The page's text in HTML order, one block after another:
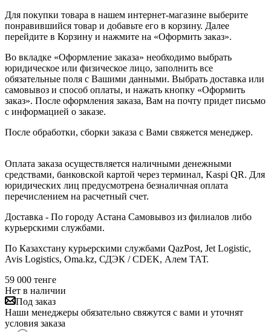
Для покупки товара в нашем интернет-магазине выберите
понравившийся товар и добавьте его в корзину. Далее
перейдите в Корзину и нажмите на «Оформить заказ».
Во вкладке «Оформление заказа» необходимо выбрать
юридическое или физическое лицо, заполнить все
обязательные поля с Вашими данными. Выбрать доставка или
самовывоз и способ оплаты, и нажать кнопку «Оформить
заказ». После оформления заказа, Вам на почту придет письмо
с информацией о заказе.
После обработки, сборки заказа с Вами свяжется менеджер.
Оплата заказа осуществляется наличными денежными
средствами, банковской картой через терминал, Kaspi QR. Для
юридических лиц предусмотрена безналичная оплата
перечислением на расчетный счет.
Доставка - По городу Астана Самовывоз из филиалов либо
курьерскими службами.
По Казахстану курьерскими службами QazPost, Jet Logistic,
Avis Logistics, Oma.kz, СДЭК / CDEK, Алем ТАТ.
59 000 тенге
Нет в наличии
Под заказ
Наши менеджеры обязательно свяжутся с вами и уточнят
условия заказа